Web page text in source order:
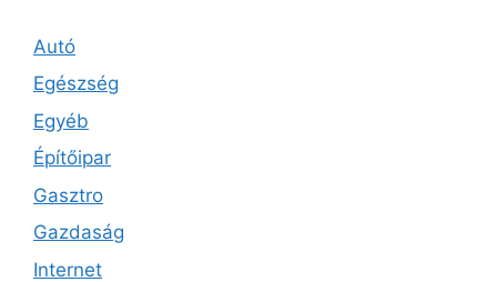
Autó
Egészség
Egyéb
Építőipar
Gasztro
Gazdaság
Internet